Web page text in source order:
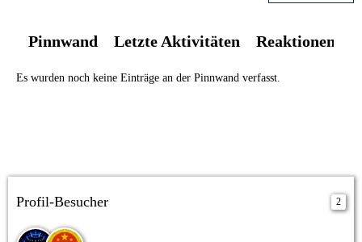
Pinnwand Letzte Aktivitäten Reaktionen
Es wurden noch keine Einträge an der Pinnwand verfasst.
Profil-Besucher 2